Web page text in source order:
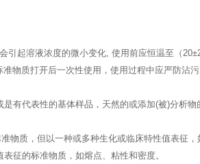
引起溶液浓度的微小变化, 使用前应恒温至（
物质打开后一次性使用，使用过程中应严防沾污
有代表性的基体样品，天然的或添加(被)分析
物质，但以一种或多种生化或临床特性值表征，
征的标准物质，如熔点、粘性和密度。